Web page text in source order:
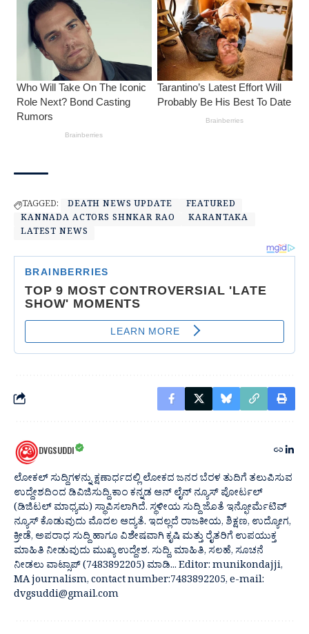
TAGGED: DEATH NEWS UPDATE
FEATURED
KANNADA ACTORS SHNKAR RAO
KARANTAKA
LATEST NEWS
DVGSUDDI
ಲೋಕಲ್ ಸುದ್ದಿಗಳನ್ನು ಕ್ಷಣಾರ್ಧದಲ್ಲಿ ಲೋಕದ ಜನರ ಬೆರಳ ತುದಿಗೆ ತಲುಪಿಸುವ
ಉದ್ದೇಶದಿಂದ ಡಿವಿಜಿಸುದ್ದಿ.ಕಾಂ ಕನ್ನಡ ಆನ್ ಲೈನ್ ನ್ಯೂಸ್ ಪೋರ್ಟಲ್
(ಡಿಜಿಟಲ್ ಮಾಧ್ಯಮ) ಸ್ಥಾಪಿಸಲಾಗಿದೆ. ಸ್ಥಳೀಯ ಸುದ್ದಿ ಜೊತೆ ಇನ್ಫೋರ್ಮೆಟಿವ್
ನ್ಯೂಸ್ ಕೊಡುವುದು ಮೊದಲ ಆದ್ಯತೆ. ಇದಲ್ಲದೆ ರಾಜಕೀಯ, ಶಿಕ್ಷಣ, ಉದ್ಯೋಗ,
ಕ್ರೀಡೆ, ಅಪರಾಧ ಸುದ್ದಿ ಹಾಗೂ ವಿಶೇಷವಾಗಿ ಕೃಷಿ ಮತ್ತು ರೈತರಿಗೆ ಉಪಯುಕ್ತ
ಮಾಹಿತಿ ನೀಡುವುದು ಮುಖ್ಯ ಉದ್ದೇಶ. ಸುದ್ದಿ, ಮಾಹಿತಿ, ಸಲಹೆ, ಸೂಚನೆ
ನೀಡಲು ವಾಟ್ಸಾಪ್ (7483892205) ಮಾಡಿ... Editor: munikondajji,
MA journalism, contact number:7483892205, e-mail:
dvgsuddi@gmail.com